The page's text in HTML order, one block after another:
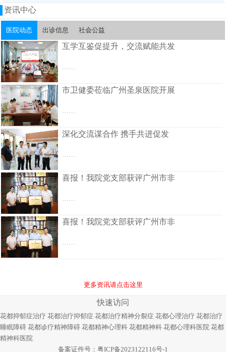
资讯中心
医院动态 出诊信息 社会公益
互学互鉴促提升，交流赋能共发
……
市卫健委莅临广州圣泉医院开展
……
深化交流谋合作 携手共进促发
……
喜报！我院党支部获评广州市非
……
喜报！我院党支部获评广州市非
……
更多资讯请点击这里
快速访问
花都抑郁症治疗 花都治疗抑郁症 花都治疗精神分裂症 花都心理治疗 花都治疗
睡眠障碍 花都诊疗精神障碍 花都精神心理科 花都精神科 花都心理科医院 花都
精神科医院
备案证件号： 粤ICP备2023122116号-1